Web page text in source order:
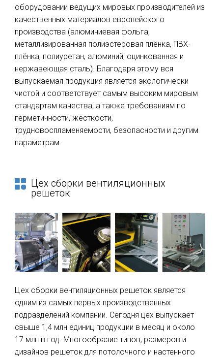
оборудовании ведущих мировых производителей из
качественных материалов европейского
производства (алюминиевая фольга,
металлизированная полиэстеровая плёнка, ПВХ-
плёнка, полиуретан, алюминий, оцинкованная и
нержавеющая сталь). Благодаря этому вся
выпускаемая продукция является экологически
чистой и соответствует самым высоким мировым
стандартам качества, а также требованиям по
герметичности, жёсткости,
трудновоспламеняемости, безопасности и другим
параметрам.
Цех сборки вентиляционных
решеток
Цех сборки вентиляционных решеток является
одним из самых первых производственных
подразделений компании. Сегодня цех выпускает
свыше 1,4 млн единиц продукции в месяц и около
17 млн в год. Многообразие типов, размеров и
дизайнов решеток для потолочного и настенного